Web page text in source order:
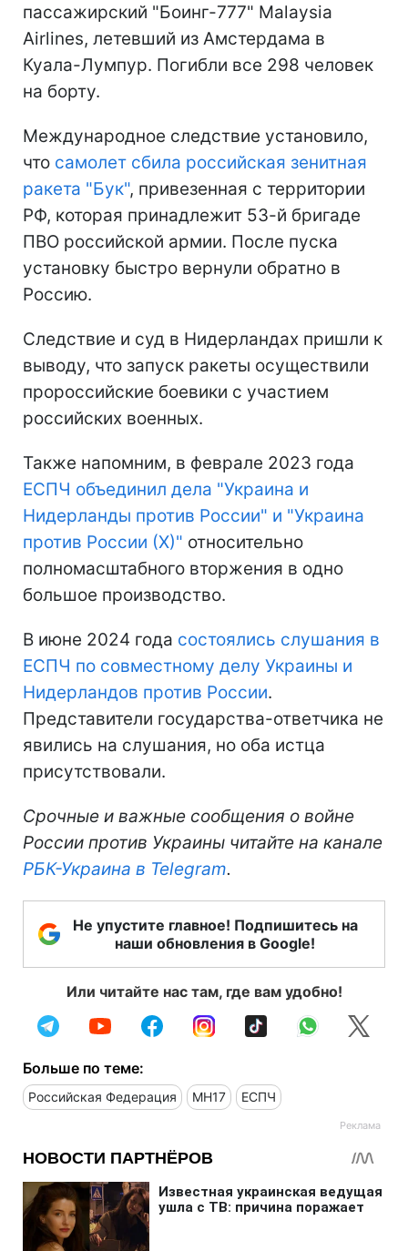
пассажирский "Боинг-777" Malaysia
Airlines, летевший из Амстердама в
Куала-Лумпур. Погибли все 298 человек
на борту.
Международное следствие установило,
что самолет сбила российская зенитная
ракета "Бук", привезенная с территории
РФ, которая принадлежит 53-й бригаде
ПВО российской армии. После пуска
установку быстро вернули обратно в
Россию.
Следствие и суд в Нидерландах пришли к
выводу, что запуск ракеты осуществили
пророссийские боевики с участием
российских военных.
Также напомним, в феврале 2023 года
ЕСПЧ объединил дела "Украина и
Нидерланды против России" и "Украина
против России (Х)" относительно
полномасштабного вторжения в одно
большое производство.
В июне 2024 года состоялись слушания в
ЕСПЧ по совместному делу Украины и
Нидерландов против России.
Представители государства-ответчика не
явились на слушания, но оба истца
присутствовали.
Срочные и важные сообщения о войне
России против Украины читайте на канале
РБК-Украина в Telegram.
Не упустите главное! Подпишитесь на
наши обновления в Google!
Или читайте нас там, где вам удобно!
Больше по теме:
Российская Федерация МН17 ЕСПЧ